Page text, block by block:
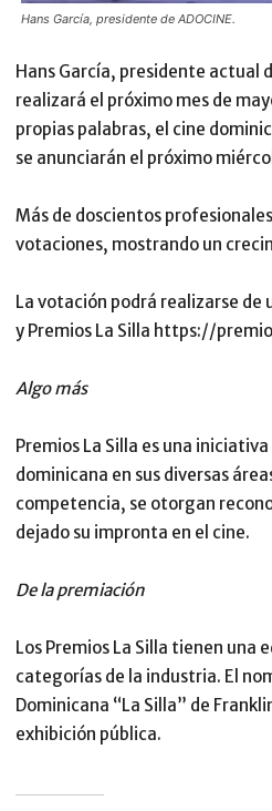
Hans García, presidente de ADOCINE.
Hans García, presidente actual
realizará el próximo mes de
propias palabras, el cine
se anunciarán el próximo
Más de doscientos
votaciones, mostrando un
La votación podrá realizarse de
y Premios La Silla https://
Algo más
Premios La Silla es una
dominicana en sus diversas
competencia, se otorgan
dejado su impronta en el cine.
De la premiación
Los Premios La Silla tienen una
categorías de la industria. El
Dominicana “La Silla” de
exhibición pública.